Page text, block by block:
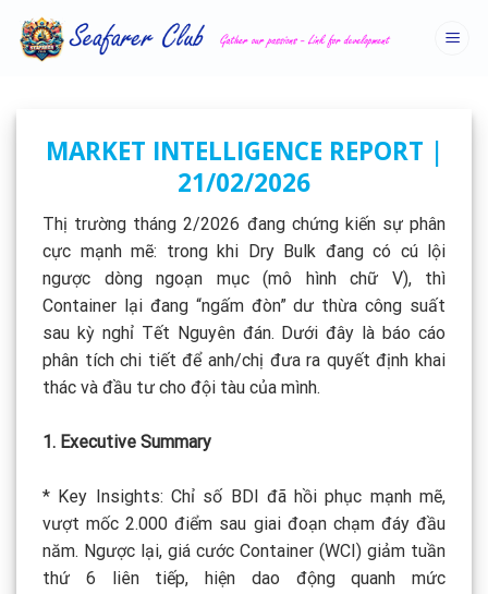
content
MARKET INTELLIGENCE REPORT |
21/02/2026
Thị trường tháng 2/2026 đang chứng kiến sự phân
cực mạnh mẽ: trong khi Dry Bulk đang có cú lội
ngược dòng ngoạn mục (mô hình chữ V), thì
Container lại đang “ngấm đòn” dư thừa công suất
sau kỳ nghỉ Tết Nguyên đán. Dưới đây là báo cáo
phân tích chi tiết để anh/chị đưa ra quyết định khai
thác và đầu tư cho đội tàu của mình.
1. Executive Summary
* Key Insights: Chỉ số BDI đã hồi phục mạnh mẽ,
vượt mốc 2.000 điểm sau giai đoạn chạm đáy đầu
năm. Ngược lại, giá cước Container (WCI) giảm tuần
thứ 6 liên tiếp, hiện dao động quanh mức